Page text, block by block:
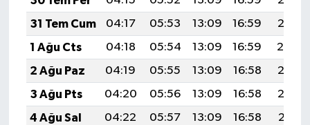
31 Tem Cum
04:17 05:53 13:09 16:59
20:15
1 Ağu Cts
04:18 05:54 13:09 16:59
20:14
2 Ağu Paz
04:19 05:55 13:09 16:58
20:13
3 Ağu Pts
04:20 05:56 13:09 16:58
20:12
4 Ağu Sal
04:22 05:57 13:09 16:58
20:11